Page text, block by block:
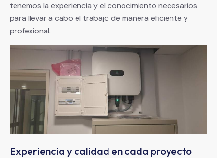
tenemos la experiencia y el conocimiento necesarios
para llevar a cabo el trabajo de manera eficiente y
profesional.
Experiencia y calidad en cada proyecto